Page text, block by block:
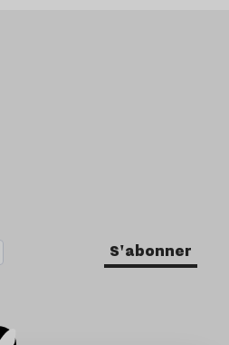
S'abonner